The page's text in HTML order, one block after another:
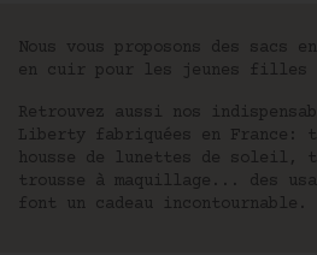
Nous vous proposons des
en cuir pour les jeunes filles
Retrouvez aussi nos
Liberty fabriquées en France:
housse de lunettes de soleil,
trousse à maquillage... des
font un cadeau incontournable.